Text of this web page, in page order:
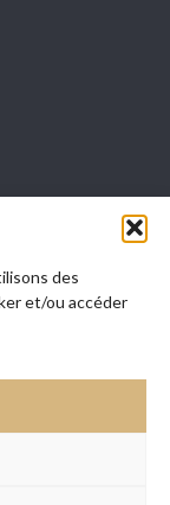
des
et/ou accéder